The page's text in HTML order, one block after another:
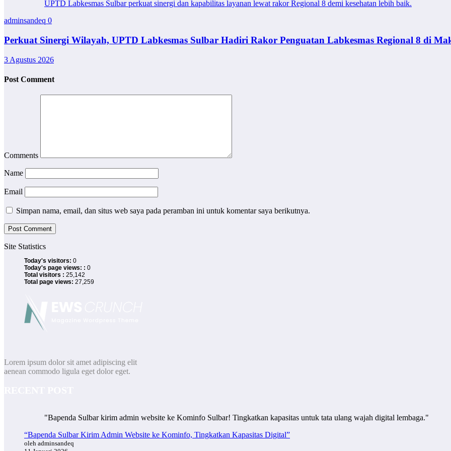
UPTD Labkesmas Sulbar perkuat sinergi dan kapabilitas layanan lewat rakor Regional 8 demi kesehatan lebih baik.
adminsandeq 0
Perkuat Sinergi Wilayah, UPTD Labkesmas Sulbar Hadiri Rakor Penguatan Labkesmas Regional 8 di
3 Agustus 2026
Post Comment
Comments
Name
Email
Simpan nama, email, dan situs web saya pada peramban ini untuk komentar saya berikutnya.
Site Statistics
Today's visitors: 0
Today's page views: : 0
Total visitors : 25,142
Total page views: 27,259
Lorem ipsum dolor sit amet adipiscing elit
aenean commodo ligula eget dolor eget.
"Bapenda Sulbar kirim admin website ke Kominfo Sulbar! Tingkatkan kapasitas untuk tata ulang wajah digital lembaga."
“Bapenda Sulbar Kirim Admin Website ke Kominfo, Tingkatkan Kapasitas Digital”
oleh adminsandeq